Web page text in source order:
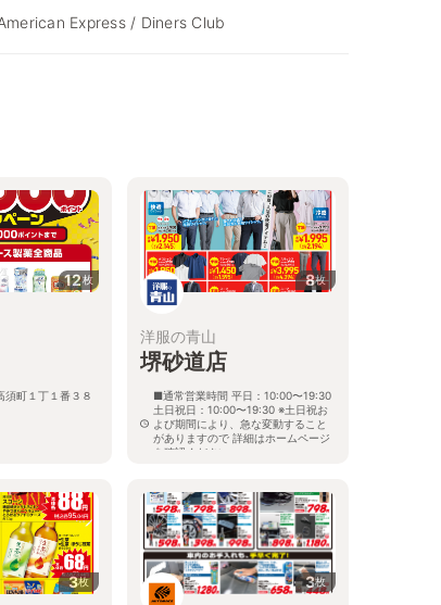
Express / Diners Club
12枚
須町１丁１番３８
8枚
洋服の青山
堺砂道店
■通常営業時間 平日：10:00〜19:30
土日祝日：10:00〜19:30 ※土日祝お
よび期間により、急な変動すること
がありますので 詳細はホームページ
を確認ください
3枚 3枚